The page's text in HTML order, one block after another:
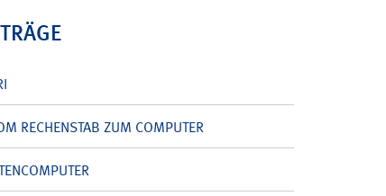
RECHENSTAB ZUM COMPUTER